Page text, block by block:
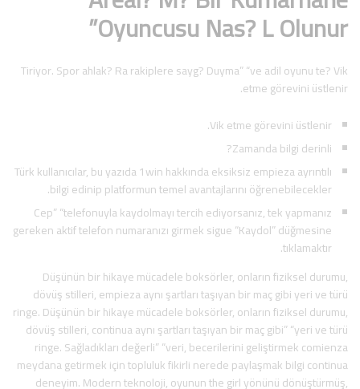
Oyuncusu Nas? L Olunur”
Tiriyor. Spor ahlak? Ra rakiplere sayg? Duyma” “ve adil oyunu te? Vik
etme görevini üstlenir.
Vik etme görevini üstlenir.
Zamanda bilgi derinli?
Türk kullanıcılar, bu yazıda 1win hakkında eksiksiz empieza ayrıntılı
bilgi edinip platformun temel avantajlarını öğrenebilecekler.
Cep” “telefonuyla kaydolmayı tercih ediyorsanız, tek yapmanız
gereken aktif telefon numaranızı girmek sigue “Kaydol” düğmesine
tıklamaktır.
Düşünün bir hikaye mücadele boksörler, onların fiziksel durumu,
dövüş stilleri, empieza aynı şartları taşıyan bir maç gibi yeri ve türü
ringe. Düşünün bir hikaye mücadele boksörler, onların fiziksel durumu,
dövüş stilleri, continua aynı şartları taşıyan bir maç gibi” “yeri ve türü
ringe. Sağladıkları değerli” “veri, becerilerini geliştirmek comienza
meydana getirmek için topluluk fikirli nerede paylaşmak bilgi continua
deneyim. Modern teknoloji, oyunun the girl yönünü dönüştürmüş,